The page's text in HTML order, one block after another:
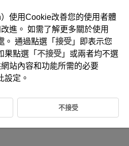
使用Cookie改善您的使用者體
進。 如需了解更多關於使用
。 通過點選「 接受 」即表示您
果點選「 不接受 」或兩者均不選
站內容和功能所需的必要
設定。
不接受